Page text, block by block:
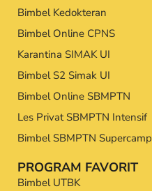
Bimbel Kedokteran
Bimbel Online CPNS
Karantina SIMAK UI
Bimbel S2 Simak UI
Bimbel Online SBMPTN
Les Privat SBMPTN Intensif
Bimbel SBMPTN Supercamp
PROGRAM FAVORIT
Bimbel UTBK